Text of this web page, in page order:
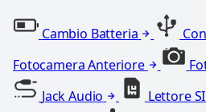
Cambio Batteria
Fotocamera Anteriore
Jack Audio
Lettore